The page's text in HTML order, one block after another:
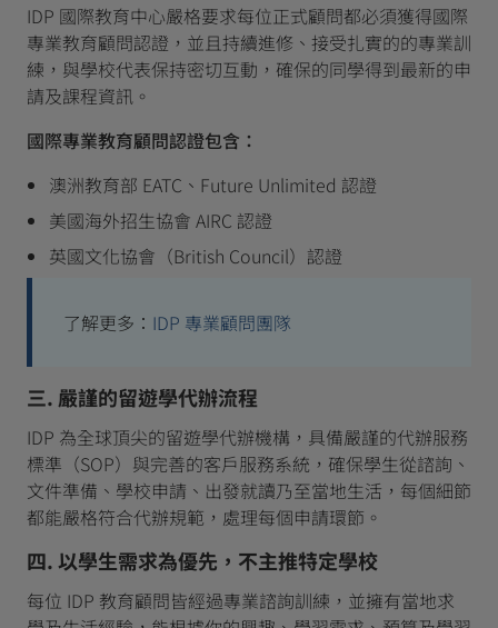
IDP 國際教育中心嚴格要求每位正式顧問都必須獲得國際
專業教育顧問認證，並且持續進修、接受扎實的的專業訓
練，與學校代表保持密切互動，確保的同學得到最新的申
請及課程資訊。
國際專業教育顧問認證包含：
澳洲教育部 EATC、Future Unlimited 認證
美國海外招生協會 AIRC 認證
英國文化協會（British Council）認證
了解更多： IDP 專業顧問團隊
三. 嚴謹的留遊學代辦流程
IDP 為全球頂尖的留遊學代辦機構，具備嚴謹的代辦服務
標準（SOP）與完善的客戶服務系統，確保學生從諮詢、
文件準備、學校申請、出發就讀乃至當地生活，每個細節
都能嚴格符合代辦規範，處理每個申請環節。
四. 以學生需求為優先，不主推特定學校
每位 IDP 教育顧問皆經過專業諮詢訓練，並擁有當地求